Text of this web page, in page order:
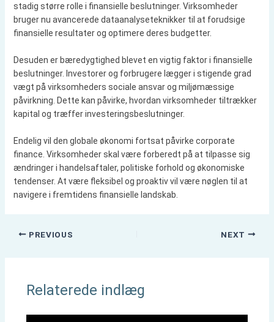
stadig større rolle i finansielle beslutninger. Virksomheder
bruger nu avancerede dataanalyseteknikker til at forudsige
finansielle resultater og optimere deres budgetter.
Desuden er bæredygtighed blevet en vigtig faktor i finansielle
beslutninger. Investorer og forbrugere lægger i stigende grad
vægt på virksomheders sociale ansvar og miljømæssige
påvirkning. Dette kan påvirke, hvordan virksomheder tiltrækker
kapital og træffer investeringsbeslutninger.
Endelig vil den globale økonomi fortsat påvirke corporate
finance. Virksomheder skal være forberedt på at tilpasse sig
ændringer i handelsaftaler, politiske forhold og økonomiske
tendenser. At være fleksibel og proaktiv vil være nøglen til at
navigere i fremtidens finansielle landskab.
PREVIOUS NEXT
Relaterede indlæg